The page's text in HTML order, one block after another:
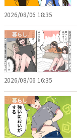
2026/08/06 18:35
暮らし
2026/08/06 16:35
暮らし